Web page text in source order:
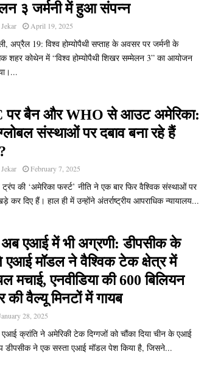
३ जर्मनी में हुआ संपन्न
April 19, 2025
अप्रैल 19: विश्व होम्योपैथी सप्ताह के अवसर पर जर्मनी के
शहर कोथेन में “विश्व होम्योपैथी शिखर सम्मेलन 3” का आयोजन
पर बैन और WHO से आउट अमेरिका:
संस्थाओं पर दबाव बना रहे हैं
February 7, 2025
ट्रंप की ‘अमेरिका फर्स्ट’ नीति ने एक बार फिर वैश्विक संस्थाओं पर
कर दिए हैं। हाल ही में उन्होंने अंतर्राष्ट्रीय आपराधिक न्यायालय...
एआई में भी अग्रणी: डीपसीक के
मॉडल ने वैश्विक टेक क्षेत्र में
मचाई, एनवीडिया की 600 बिलियन
की वैल्यू मिनटों में गायब
28, 2025
क्रांति ने अमेरिकी टेक दिग्गजों को चौंका दिया चीन के एआई
डीपसीक ने एक सस्ता एआई मॉडल पेश किया है, जिसने...